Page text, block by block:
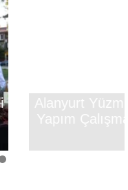
Alanyurt
Yapım